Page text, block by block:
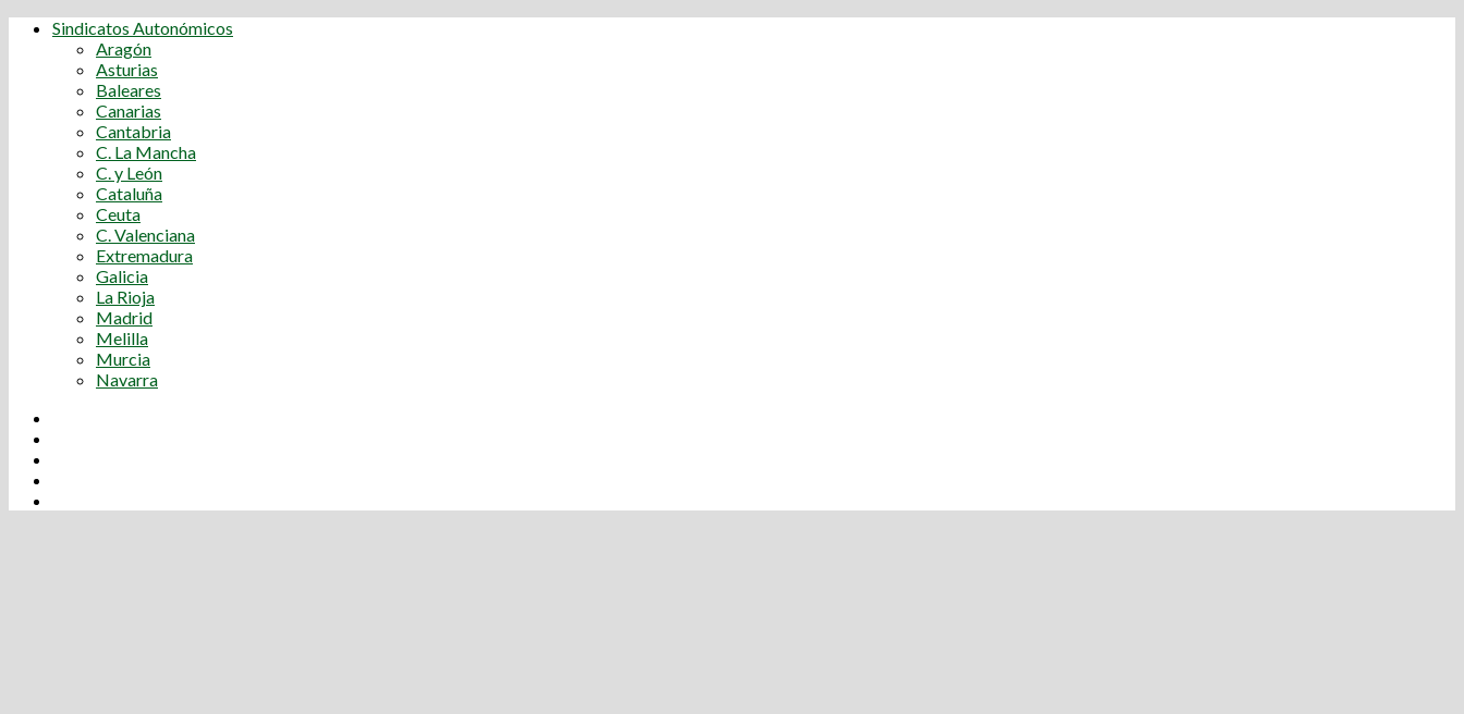
Sindicatos Autonómicos
Aragón
Asturias
Baleares
Canarias
Cantabria
C. La Mancha
C. y León
Cataluña
Ceuta
C. Valenciana
Extremadura
Galicia
La Rioja
Madrid
Melilla
Murcia
Navarra
fb